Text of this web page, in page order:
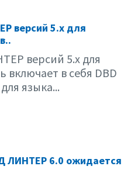
версий 5.х для
версий 5.х для
включает в себя DBD
языка...
ЛИНТЕР 6.0 ожидается